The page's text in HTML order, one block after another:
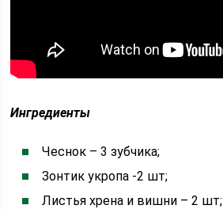
Ингредиенты
Чеснок – 3 зубчика;
Зонтик укропа -2 шт;
Листья хрена и вишни – 2 шт;